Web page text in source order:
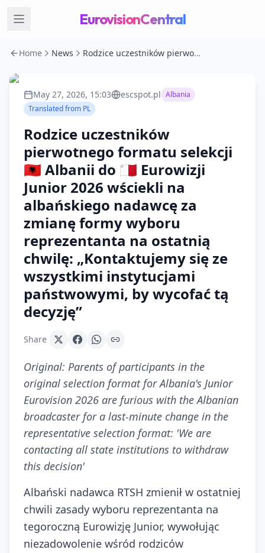
EurovisionCentral
Home News Rodzice uczestników pierwotnego formatu selekcji 🇦🇱 Albanii do 🇲🇹 Eurowizji Junior 2026 wściekli na albańskiego nadawcę za zmianę formy wyboru reprezentanta na ostatnią chwilę: „Kontaktujemy się ze wszystkimi instytucjami państwowymi, by wycofać tą decyzję”
May 27, 2026, 15:03 escspot.pl Albania
Translated from PL
Rodzice uczestników
pierwotnego formatu selekcji
🇦🇱 Albanii do 🇲🇹 Eurowizji
Junior 2026 wściekli na
albańskiego nadawcę za
zmianę formy wyboru
reprezentanta na ostatnią
chwilę: „Kontaktujemy się ze
wszystkimi instytucjami
państwowymi, by wycofać tą
decyzję”
Share
Original: Parents of participants in the
original selection format for Albania's Junior
Eurovision 2026 are furious with the Albanian
broadcaster for a last-minute change in the
representative selection format: 'We are
contacting all state institutions to withdraw
this decision'
Albański nadawca RTSH zmienił w ostatniej
chwili zasady wyboru reprezentanta na
tegoroczną Eurowizję Junior, wywołując
niezadowolenie wśród rodziców